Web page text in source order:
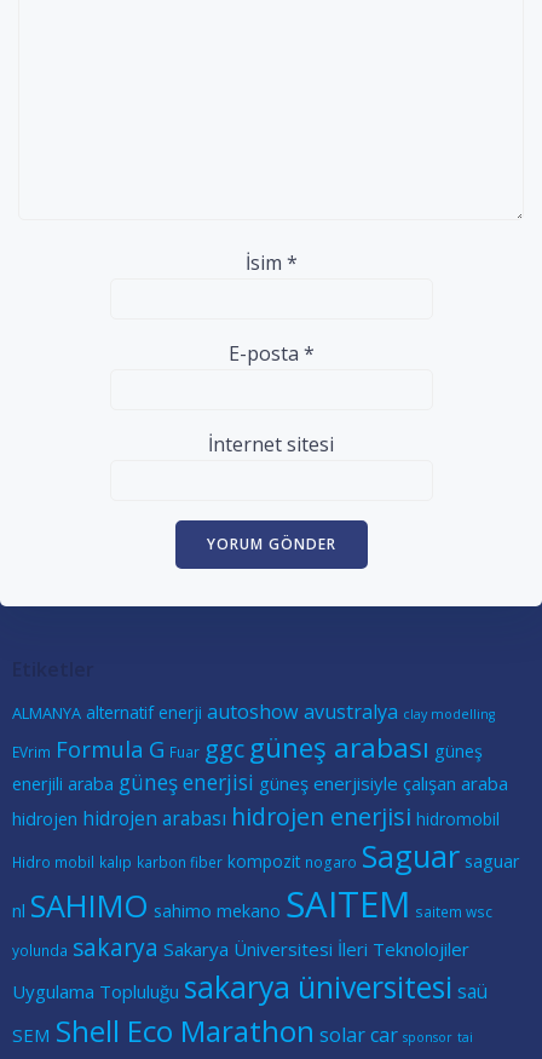
İsim *
E-posta *
İnternet sitesi
ALMANYA alternatif enerji autoshowavustralya clay modelling
EVrim Formula G Fuar ggc güneş arabası güneş
enerjili araba güneş enerjisi güneş enerjisiyle çalışan araba
hidrojen hidrojen arabası hidrojen enerjisi hidromobil
Hidro mobil kalıp karbon fiber kompozit nogaro Saguar saguar
nl SAHIMO sahimo mekano SAITEM saitem wsc
yolunda sakarya Sakarya Üniversitesi İleri Teknolojiler
Uygulama Topluluğu sakarya üniversitesi saü
SEM Shell Eco Marathon solar car sponsor tai